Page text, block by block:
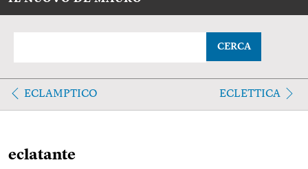
CERCA
ECLAMPTICO ECLETTICA
eclatante